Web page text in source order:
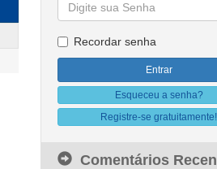
Recordar senha
Esqueceu a senha?
Registre-se gratuitamente!
Comentários